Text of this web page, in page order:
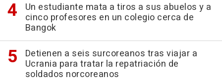
Un estudiante mata a tiros a sus abuelos y a
cinco profesores en un colegio cerca de
Bangok
Detienen a seis surcoreanos tras viajar a
Ucrania para tratar la repatriación de
soldados norcoreanos